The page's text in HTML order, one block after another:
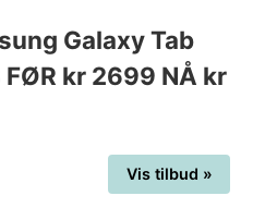
Galaxy Tab
FØR kr 2699 NÅ kr
Vis tilbud »